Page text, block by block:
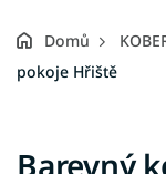
Domů
pokoje Hřiště
Barevný